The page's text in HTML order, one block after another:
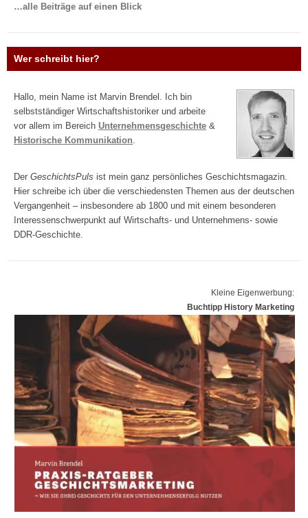
…alle Beiträge auf einen Blick
Wer schreibt hier?
Hallo, mein Name ist Marvin Brendel. Ich bin
selbstständiger Wirtschaftshistoriker und arbeite
vor allem im Bereich Unternehmensgeschichte &
Historische Kommunikation
Der GeschichtsPuls ist mein ganz persönliches Geschichtsmagazin.
Hier schreibe ich über die verschiedensten Themen aus der deutschen
Vergangenheit – insbesondere ab 1800 und mit einem besonderen
Interessenschwerpunkt auf Wirtschafts- und Unternehmens- sowie
DDR-Geschichte.
Kleine Eigenwerbung:
Buchtipp History Marketing